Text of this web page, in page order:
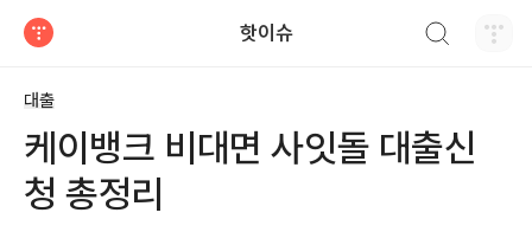
핫이슈
대출
케이뱅크 비대면 사잇돌 대출신
청 총정리